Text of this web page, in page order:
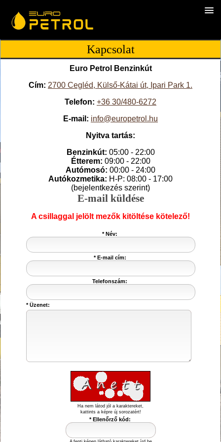
Kapcsolat
Euro Petrol Benzinkút
Cím: 2700 Cegléd, Külső-Kátai út, Ipari Park 1.
Telefon: +36 30/480-6272
E-mail: info@europetrol.hu
Nyitva tartás:
Benzinkút: 05:00 - 22:00
Étterem: 09:00 - 22:00
Autómosó: 00:00 - 24:00
Autókozmetika: H-P: 08:00 - 17:00
(bejelentkezés szerint)
E-mail küldése
A csillaggal jelölt mezők kitöltése kötelező!
* Név:
* E-mail cím:
Telefonszám:
* Üzenet:
Ha nem látod jól a karaktereket,
kattints a képre új sorozatért!
* Ellenőrző kód: